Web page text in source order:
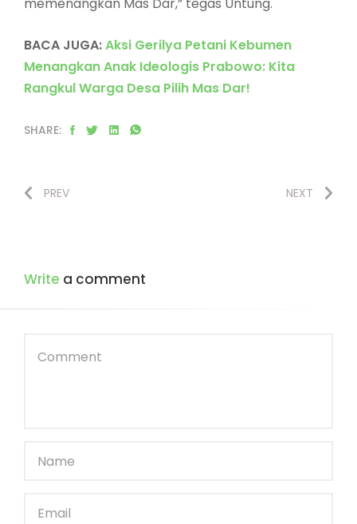
memenangkan Mas Dar,” tegas Untung.
BACA JUGA:Aksi Gerilya Petani Kebumen
Menangkan Anak Ideologis Prabowo: Kita
Rangkul Warga Desa Pilih Mas Dar!
SHARE:
PREV NEXT
Write a comment